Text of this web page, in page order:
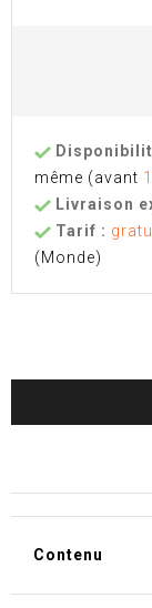
même (avant
Livraison
Tarif :
(Monde)
Contenu